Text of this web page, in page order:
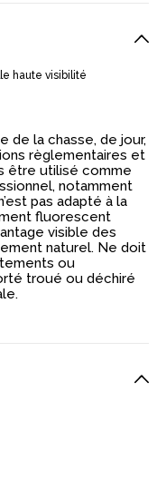
haute visibilité
de la chasse, de jour,
règlementaires et
être utilisé comme
notamment
pas adapté à la
fluorescent
visible des
naturel. Ne doit
ou
troué ou déchiré